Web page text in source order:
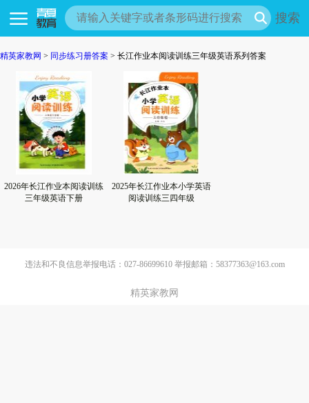
搜索
精英家教网 > 同步练习册答案 > 长江作业本阅读训练三年级英语系列答案
2026年长江作业本阅读训练
三年级英语下册
2025年长江作业本小学英语
阅读训练三四年级
违法和不良信息举报电话：027-86699610 举报邮箱：58377363@163.com
精英家教网